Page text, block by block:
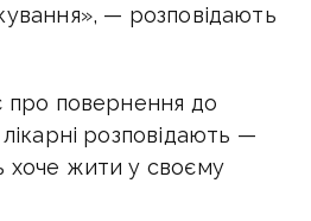
— розповідають
про повернення до
розповідають —
хоче жити у своєму